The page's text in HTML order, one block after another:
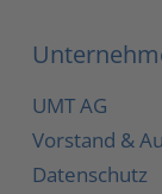
UMT AG
Vorstand &
Datenschutz